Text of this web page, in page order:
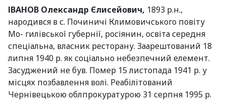
ІВАНОВ Олександр Єлисейович, 1893 р.н.,
народився в с. Починичі Климовичського повіту
Мо- гилівської губернії, росіянин, освіта середня
спеціальна, власник ресторану. Заарештований 18
липня 1940 р. як соціально небезпечний елемент.
Засуджений не був. Помер 15 листопада 1941 р. у
місцях позбавлення волі. Реабілітований
Чернівецькою облпрокуратурою 31 серпня 1995 р.